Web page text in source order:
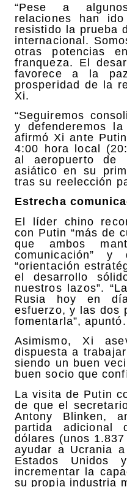
“Pese a
relaciones han
resistido la prueba
internacional.
otras potencias
franqueza. El
favorece a la
prosperidad de la
Xi.
“Seguiremos
y defenderemos
afirmó Xi ante
4:00 hora local
al aeropuerto de
asiático en su
tras su reelección
Estrecha
El líder chino
con Putin “más de
que ambos
comunicación”
“orientación
el desarrollo
nuestros lazos”.
Rusia hoy en
esfuerzo, y las dos
fomentarla”, apuntó.
Asimismo, Xi
dispuesta a
siendo un buen
buen socio que
La visita de Putin
de que el
Antony Blinken,
partida adicional
dólares (unos
ayudar a Ucrania
Estados
incrementar la
su propia industria